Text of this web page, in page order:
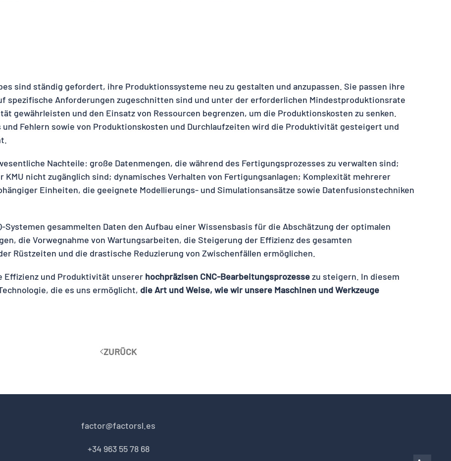
sind ständig gefordert, ihre Produktionssysteme neu zu gestalten und anzupassen. Sie passen ihre
spezifische Anforderungen zugeschnitten sind und unter der erforderlichen Mindestproduktionsrate
gewährleisten und den Einsatz von Ressourcen begrenzen, um die Produktionskosten zu senken.
und Fehlern sowie von Produktionskosten und Durchlaufzeiten wird die Produktivität gesteigert und
Nachteile: große Datenmengen, die während des Fertigungsprozesses zu verwalten sind;
nicht zugänglich sind; dynamisches Verhalten von Fertigungsanlagen; Komplexität mehrerer
Einheiten, die geeignete Modellierungs- und Simulationsansätze sowie Datenfusionstechniken
gesammelten Daten den Aufbau einer Wissensbasis für die Abschätzung der optimalen
die Vorwegnahme von Wartungsarbeiten, die Steigerung der Effizienz des gesamten
Rüstzeiten und die drastische Reduzierung von Zwischenfällen ermöglichen.
Effizienz und Produktivität unserer hochpräzisen CNC-Bearbeitungsprozessezu steigern. In diesem
die es uns ermöglicht, die Art und Weise, wie wir unsere Maschinen und Werkzeuge
ZURÜCK
factor@factorsl.es
+34 963 55 78 68